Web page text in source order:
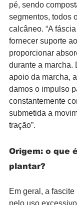
pé, sendo
segmentos, todos
calcâneo. “A
fornecer suporte
proporcionar
durante a marcha.
apoio da marcha,
damos o impulso
constantemente
submetida a
tração”.
Origem: o que
plantar?
Em geral, a